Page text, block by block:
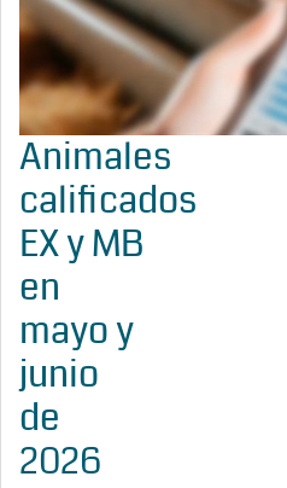
Animales
calificados
EX y MB
en
mayo y
junio
de
2026